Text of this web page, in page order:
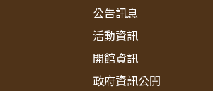
公告訊息
活動資訊
開館資訊
政府資訊公開